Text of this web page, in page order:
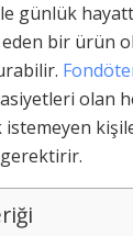
günlük
bir ürün
olan